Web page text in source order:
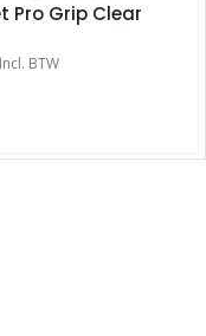
Pro Grip Clear
Incl. BTW